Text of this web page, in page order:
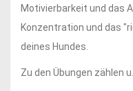
Motivierbarkeit und das
Konzentration und das
deines Hundes.
Zu den Übungen zählen